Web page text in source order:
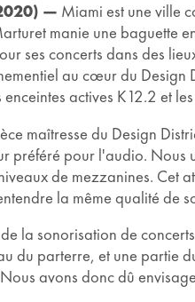
— Miami est une ville
manie une baguette
ses concerts dans des
au cœur du Design
actives K12.2 et
maîtresse du Design
préféré pour l'audio. Nous
de mezzanines. Cet
la même qualité de
la sonorisation de
du parterre, et une partie
avons donc dû